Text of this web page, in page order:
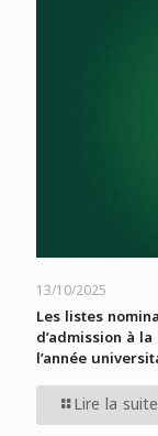
13/10/2025
Les listes
d’admission à
l’année
Lire la suite